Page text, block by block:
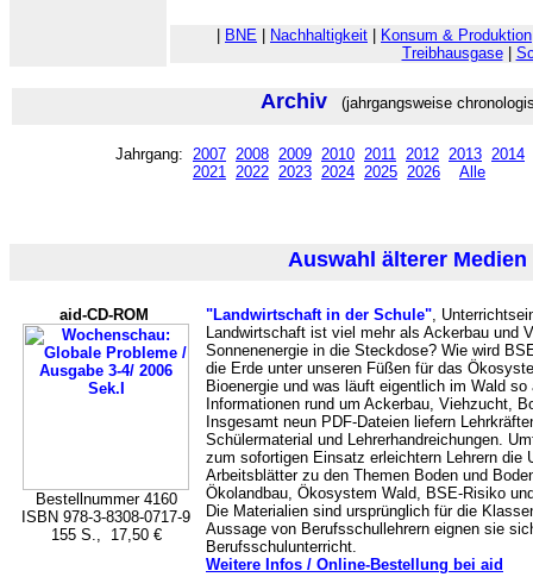
BNE Nachhaltigkeit Konsum & Produktion
Treibhausgase|
Archiv (jahrgangsweise
Jahrgang: 2007 2008 2009 2010 2011 2012 2013 2014
2021 2022 2023 2024 2025 2026 Alle
Auswahl älterer Medien
aid-CD-ROM
Bestellnummer 4160
ISBN 978-3-8308-0717-9
155 S., 17,50 €
"Landwirtschaft in der Schule",
Landwirtschaft ist viel mehr als Ackerbau und
Sonnenenergie in die Steckdose? Wie wird
die Erde unter unseren Füßen für das
Bioenergie und was läuft eigentlich im Wald
Informationen rund um Ackerbau, Viehzucht,
Insgesamt neun PDF-Dateien liefern
Schülermaterial und Lehrerhandreichungen.
zum sofortigen Einsatz erleichtern Lehrern die
Arbeitsblätter zu den Themen Boden und
Ökolandbau, Ökosystem Wald, BSE-Risiko
Die Materialien sind ursprünglich für die
Aussage von Berufsschullehrern eignen sie
Berufsschulunterricht.
Weitere Infos / Online-Bestellung bei aid